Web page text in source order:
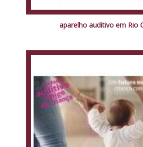
aparelho auditivo em Rio